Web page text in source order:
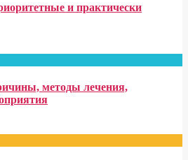
и практически
методы лечения,